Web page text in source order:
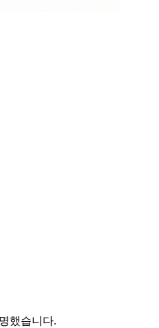
했습니다.